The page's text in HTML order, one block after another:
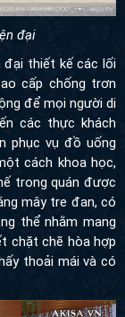
đại
đại thiết kế các lối
cấp chống trơn
để mọi người di
các thực khách
phục vụ đồ uống
cách khoa học,
trong quán được
mây tre đan, có
thể nhằm mang
chặt chẽ hòa hợp
thoải mái và có